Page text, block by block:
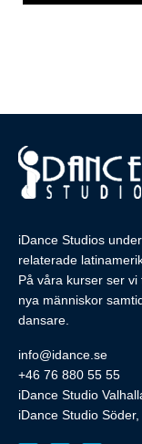
iDance Studios
relaterade
På våra kurser ser
nya människor
dansare.
info@idance.se
+46 76 880 55 55
iDance Studio
iDance Studio